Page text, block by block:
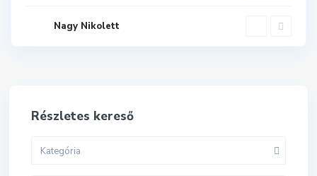
Nagy Nikolett
Részletes kereső
Kategória